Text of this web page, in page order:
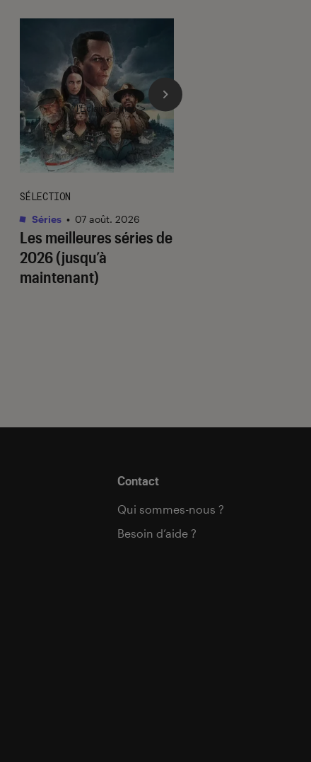
Les meilleures séries de
2026 (jusqu’à
maintenant)
SÉLECTION
Séries • 07 août. 2026
l'Éclaireur fnac">
Contact
Qui sommes-nous ?
Besoin d’aide ?